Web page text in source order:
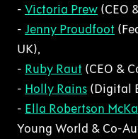
- Victoria Prew (CEO
- Jenny Proudfoot
UK),
- Ruby Raut (CEO &
- Holly Rains (Digital
- Ella Robertson
Young World & Co-